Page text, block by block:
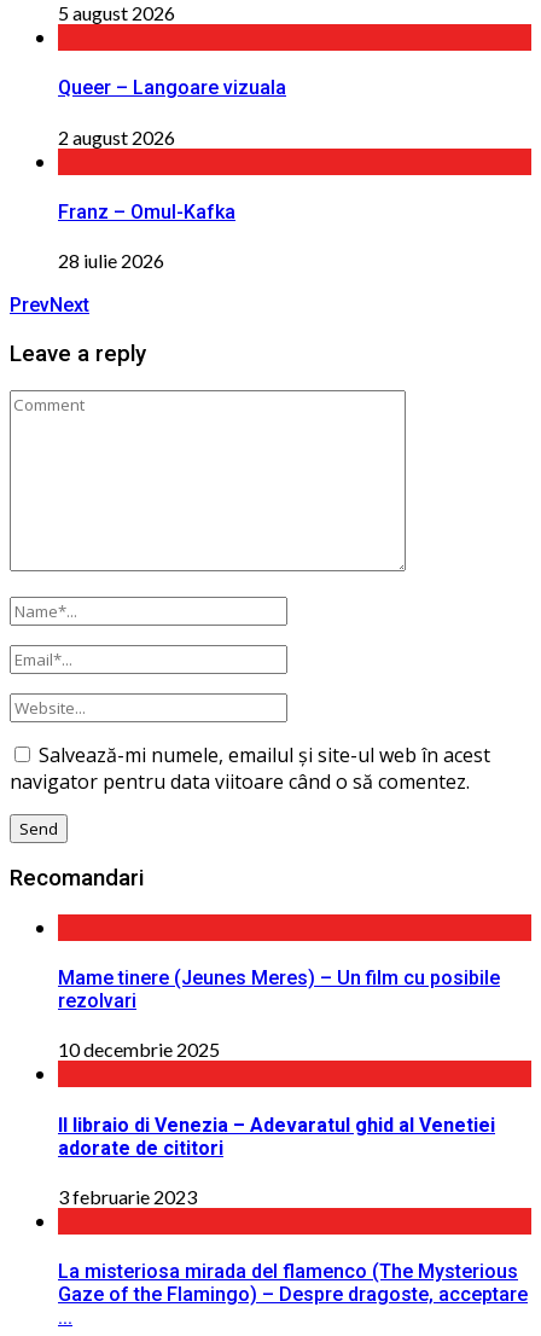
5 august 2026
Queer – Langoare vizuala
2 august 2026
Franz – Omul-Kafka
28 iulie 2026
PrevNext
Leave a reply
Salvează-mi numele, emailul și site-ul web în acest
navigator pentru data viitoare când o să comentez.
Recomandari
Mame tinere (Jeunes Meres) – Un film cu posibile
rezolvari
10 decembrie 2025
Il libraio di Venezia – Adevaratul ghid al Venetiei
adorate de cititori
3 februarie 2023
La misteriosa mirada del flamenco (The Mysterious
Gaze of the Flamingo) – Despre dragoste, acceptare
...